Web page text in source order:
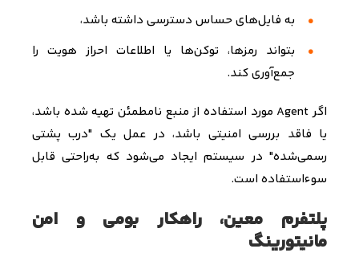
به فایل‌های حساس دسترسی داشته باشد،
بتواند رمزها، توکن‌ها یا اطلاعات احراز هویت را
جمع‌آوری کند.
اگرAgent مورد استفاده از منبع نامطمئن تهیه شده باشد،
یا فاقد بررسی امنیتی باشد، در عمل یک "درب پشتی
رسمی‌شده" در سیستم ایجاد می‌شود که به‌راحتی قابل
سوءاستفاده است.
پلتفرم معین، راهکار بومی و امن
مانیتورینگ